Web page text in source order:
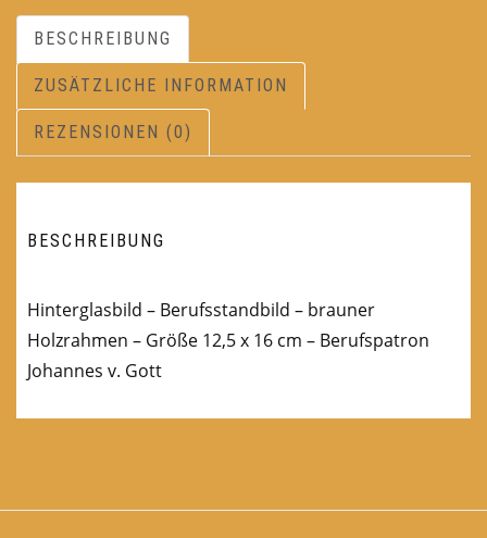
BESCHREIBUNG
ZUSÄTZLICHE INFORMATION
REZENSIONEN (0)
BESCHREIBUNG
Hinterglasbild – Berufsstandbild – brauner
Holzrahmen – Größe 12,5 x 16 cm – Berufspatron
Johannes v. Gott